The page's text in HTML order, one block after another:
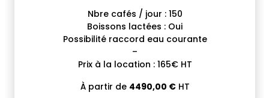
Nbre cafés / jour : 150
Boissons lactées : Oui
Possibilité raccord eau courante
–
Prix à la location : 165€ HT
À partir de 4490,00 €HT